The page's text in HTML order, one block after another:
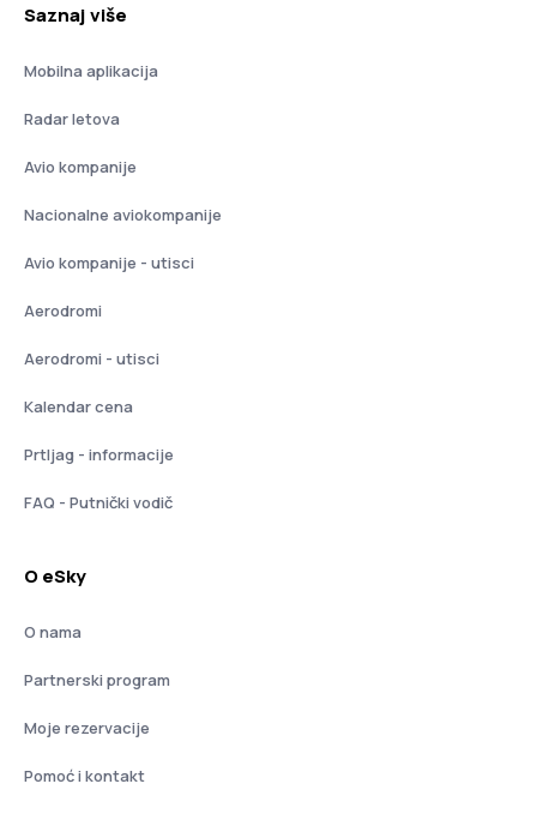
Saznaj više
Mobilna aplikacija
Radar letova
Avio kompanije
Nacionalne aviokompanije
Avio kompanije - utisci
Aerodromi
Aerodromi - utisci
Kalendar cena
Prtljag - informacije
FAQ - Putnički vodič
O eSky
O nama
Partnerski program
Moje rezervacije
Pomoć i kontakt